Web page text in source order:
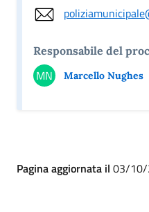
Responsabile del
MN Marcello Nughes
Pagina aggiornata il 03/10/